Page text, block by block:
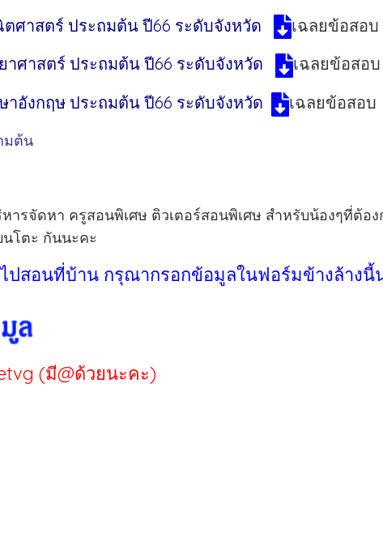
ศาสตร์ ประถมต้น ปี66 ระดับจังหวัด
เฉลยข้อสอบ
ศาสตร์ ประถมต้น ปี66 ระดับจังหวัด
เฉลยข้อสอบ
อังกฤษ ประถมต้น ปี66 ระดับจังหวัด
เฉลยข้อสอบ
มต้น
ารจัดหา ครูสอนพิเศษ ติวเตอร์สอนพิเศษ สำหรับน้องๆที่ต้อ
นโตะ กันนะคะ
ปสอนที่บ้าน กรุณากรอกข้อมูลในฟอร์มข้างล้างนี้
(มี@ด้วยนะคะ)